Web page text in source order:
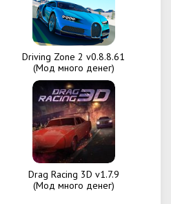
Driving Zone 2 v0.8.8.61
(Мод много денег)
Drag Racing 3D v1.7.9
(Мод много денег)